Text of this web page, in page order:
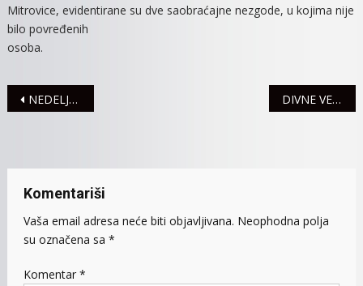
Mitrovice, evidentirane su dve saobraćajne nezgode, u kojima nije
bilo povređenih
osoba.
Navigacija
NEDELJA OTVORENIH VRATA ZA HPV VAKCINACIJU DIVNE VESTI IZ PORODILIŠTA
Komentariši
Vaša email adresa neće biti objavljivana. Neophodna polja
su označena sa *
Komentar *